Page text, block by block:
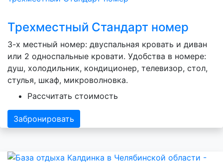
Трехместный Стандарт номер
3-х местный номер: двуспальная кровать и диван
или 2 односпальные кровати. Удобства в номере:
душ, холодильник, кондиционер, телевизор, стол,
стулья, шкаф, микроволновка.
Рассчитать стоимость
Забронировать